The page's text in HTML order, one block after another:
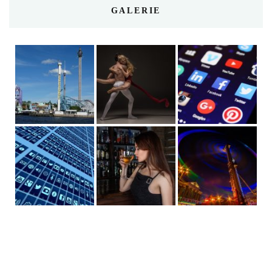
GALERIE